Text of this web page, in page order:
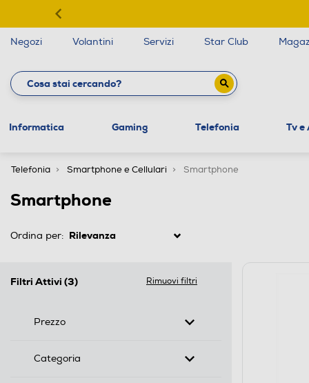
Negozi Volantini Servizi Star Club
Informatica Gaming Telefonia Tv e
Telefonia Smartphone e Cellulari Smartphone
Smartphone
Ordina per:
Filtri Attivi (3) Rimuovi filtri
Prezzo
Categoria